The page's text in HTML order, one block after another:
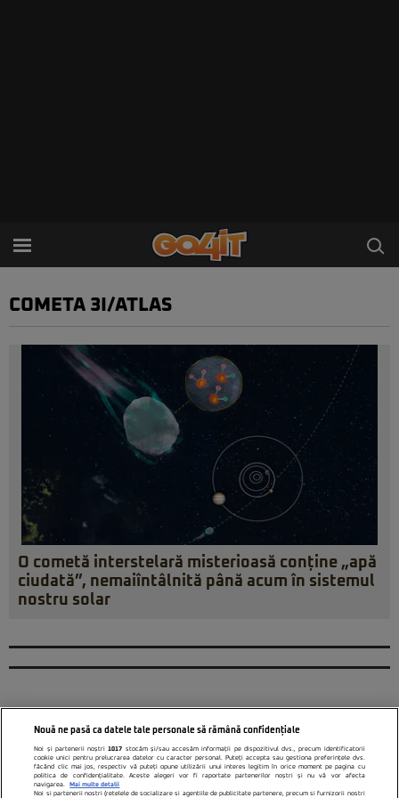
COMETA 3I/ATLAS
O cometă interstelară misterioasă conține „apă
ciudată”, nemaiîntâlnită până acum în sistemul
nostru solar
Nouă ne pasă ca datele tale personale să rămână confidențiale
Noi și partenerii noștri1017 stocăm și/sau accesăm informații pe dispozitivul dvs., precum identificatorii
cookie unici pentru prelucrarea datelor cu caracter personal. Puteți accepta sau gestiona preferințele dvs.
făcând clic mai jos, respectiv vă puteți opune utilizării unui interes legitim în orice moment pe pagina cu
politica de confidențialitate. Aceste alegeri vor fi raportate partenerilor noștri și nu vă vor afecta
navigarea.
Mai multe detalii
Noi si partenerii nostri (retelele de socializare si agentiile de publicitate partenere, precum si furnizorii nostri